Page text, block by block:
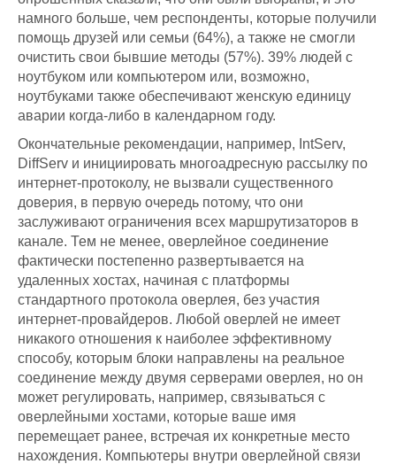
намного больше, чем респонденты, которые получили
помощь друзей или семьи (64%), а также не смогли
очистить свои бывшие методы (57%). 39% людей с
ноутбуком или компьютером или, возможно,
ноутбуками также обеспечивают женскую единицу
аварии когда-либо в календарном году.
Окончательные рекомендации, например, IntServ,
DiffServ и инициировать многоадресную рассылку по
интернет-протоколу, не вызвали существенного
доверия, в первую очередь потому, что они
заслуживают ограничения всех маршрутизаторов в
канале. Тем не менее, оверлейное соединение
фактически постепенно развертывается на
удаленных хостах, начиная с платформы
стандартного протокола оверлея, без участия
интернет-провайдеров. Любой оверлей не имеет
никакого отношения к наиболее эффективному
способу, которым блоки направлены на реальное
соединение между двумя серверами оверлея, но он
может регулировать, например, связываться с
оверлейными хостами, которые ваше имя
перемещает ранее, встречая их конкретные место
нахождения. Компьютеры внутри оверлейной связи